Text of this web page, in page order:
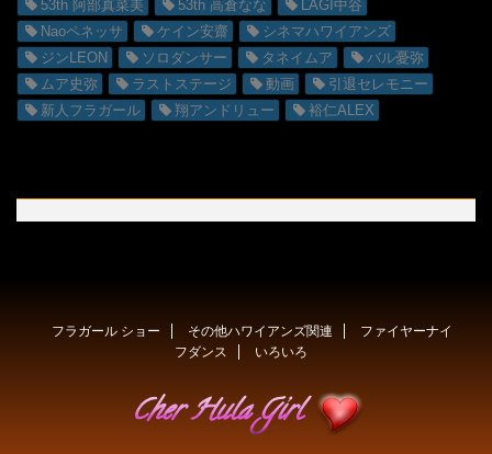
53th 阿部真菜美
53th 高倉なな
LAGI中谷
Naoペネッサ
ケイン安齋
シネマハワイアンズ
ジンLEON
ソロダンサー タネイムア
バル憂弥
ムア史弥
ラストステージ 動画
引退セレモニー
新人フラガール
翔アンドリュー 裕仁ALEX
フラガール ショー その他ハワイアンズ関連
ファイヤーナイ
フダンス
いろいろ